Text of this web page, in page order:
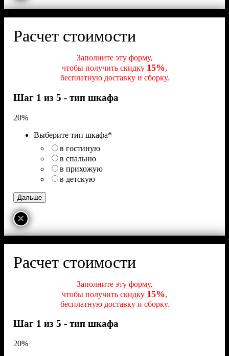
Расчет стоимости
Заполните эту форму,
чтобы получить скидку 15%,
бесплатную доставку и сборку.
Шаг 1 из 5 - тип шкафа
20%
Выберите тип шкафа*
в гостиную
в спальню
в прихожую
в детскую
×
Расчет стоимости
Заполните эту форму,
чтобы получить скидку 15%,
бесплатную доставку и сборку.
Шаг 1 из 5 - тип шкафа
20%